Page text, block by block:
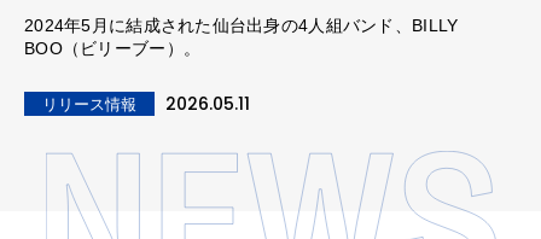
2024年5月に結成された仙台出身の4人組バンド、BILLY
BOO（ビリーブー）。
リリース情報 2026.05.11